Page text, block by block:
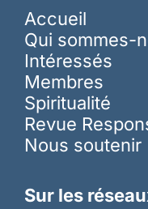
Accueil
Qui sommes-
Intéressés
Membres
Spiritualité
Revue
Nous soutenir
Sur les